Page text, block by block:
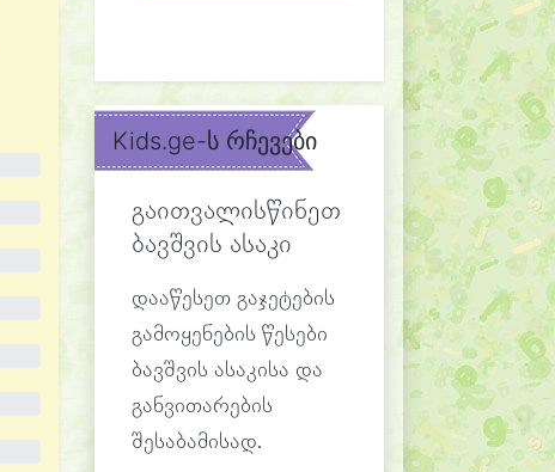
Kids.ge-ს რჩევები
გაითვალისწინეთ
ბავშვის ასაკი
დააწესეთ გაჯეტების
გამოყენების წესები
ბავშვის ასაკისა და
განვითარების
შესაბამისად.